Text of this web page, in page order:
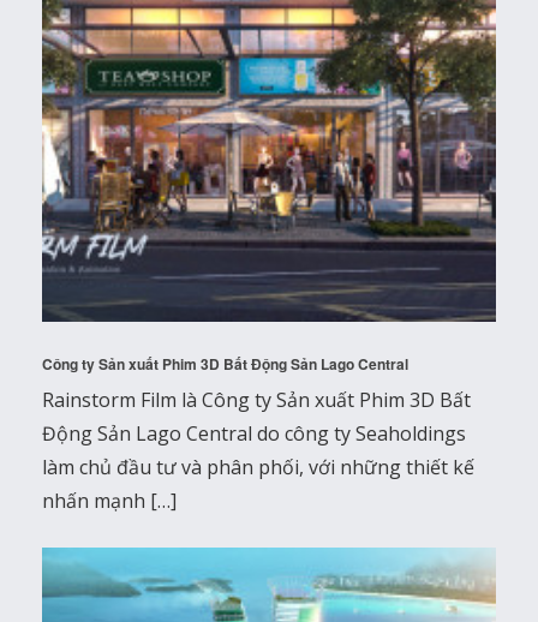
Công ty Sản xuất Phim 3D Bất Động Sản Lago Central
Rainstorm Film là Công ty Sản xuất Phim 3D Bất
Động Sản Lago Central do công ty Seaholdings
làm chủ đầu tư và phân phối, với những thiết kế
nhấn mạnh […]